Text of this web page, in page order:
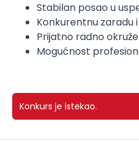
Stabilan posao u
Konkurentnu zaradu
Prijatno radno
Mogućnost
Konkurs je istekao.